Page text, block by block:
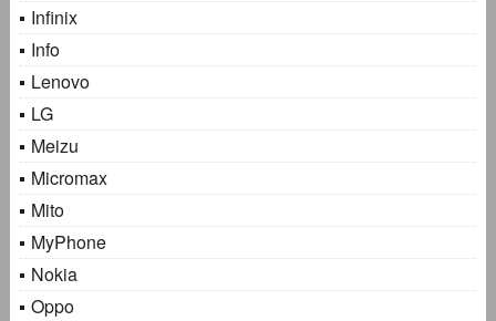
Infinix
Info
Lenovo
LG
Meizu
Micromax
Mito
MyPhone
Nokia
Oppo